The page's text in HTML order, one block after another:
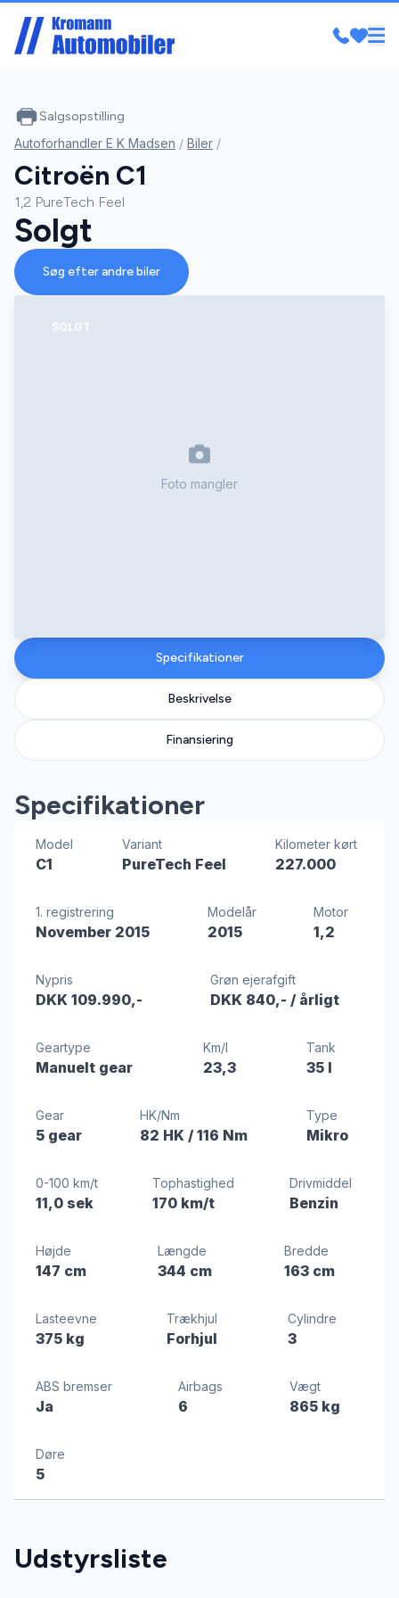
SOLGT
Foto mangler
Specifikationer
Beskrivelse
Finansiering
Specifikationer
Model
C1
Variant
PureTech Feel
Kilometer kørt
227.000
1. registrering
November 2015
Modelår
2015
Motor
1,2
Nypris
DKK 109.990,-
Grøn ejerafgift
DKK 840,- / årligt
Geartype
Manuelt gear
Km/l
23,3
Tank
35 l
Gear
5 gear
HK/Nm
82 HK/ 116 Nm
Type
Mikro
0-100 km/t
11,0 sek
Tophastighed
170 km/t
Drivmiddel
Benzin
Højde
147 cm
Længde
344 cm
Bredde
163 cm
Lasteevne
375 kg
Trækhjul
Forhjul
Cylindre
3
ABS bremser
Ja
Airbags
6
Vægt
865 kg
Døre
5
Udstyrsliste
Salgsopstilling
Autoforhandler E K Madsen / Biler /
Citroën C1
1,2 PureTech Feel
Solgt
Søg efter andre biler